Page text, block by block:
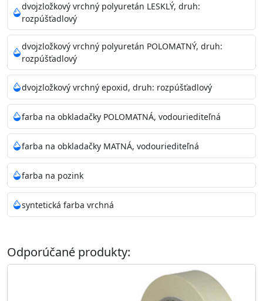
dvojzložkový vrchný polyuretán LESKLÝ, druh:
rozpúšťadlový
dvojzložkový vrchný polyuretán POLOMATNÝ, druh:
rozpúšťadlový
dvojzložkový vrchný epoxid, druh: rozpúšťadlový
farba na obkladačky POLOMATNÁ, vodouriediteľná
farba na obkladačky MATNÁ, vodouriediteľná
farba na pozink
syntetická farba vrchná
Odporúčané produkty: